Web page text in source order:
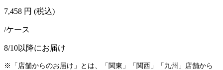
7,458 円 (税込)
/ケース
8/10以降にお届け
※「店舗からのお届け」とは、「関東」「関西」「九州」店舗から